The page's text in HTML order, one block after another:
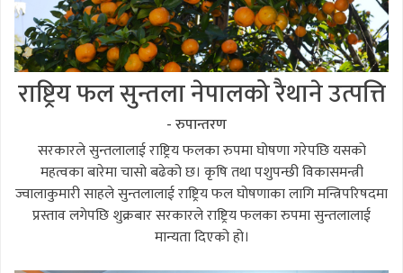
राष्ट्रिय फल सुन्तला नेपालको रैथाने उत्पत्ति
- रुपान्तरण
सरकारले सुन्तलालाई राष्ट्रिय फलका रुपमा घोषणा गरेपछि यसको
महत्वका बारेमा चासो बढेको छ। कृषि तथा पशुपन्छी विकासमन्त्री
ज्वालाकुमारी साहले सुन्तलालाई राष्ट्रिय फल घोषणाका लागि मन्त्रिपरिषदमा
प्रस्ताव लगेपछि शुक्रबार सरकारले राष्ट्रिय फलका रुपमा सुन्तलालाई
मान्यता दिएको हो।